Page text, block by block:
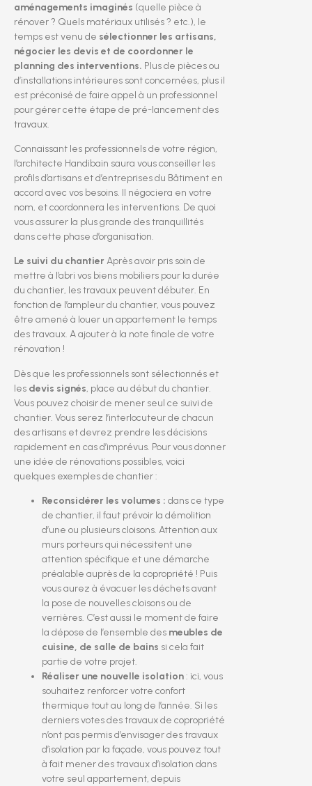
aménagements imaginés (quelle pièce à
rénover ? Quels matériaux utilisés ? etc.), le
temps est venu de sélectionner les artisans,
négocier les devis et de coordonner le
planning des interventions. Plus de pièces ou
d’installations intérieures sont concernées, plus il
est préconisé de faire appel à un professionnel
pour gérer cette étape de pré-lancement des
travaux.
Connaissant les professionnels de votre région,
l’architecte Handibain saura vous conseiller les
profils d’artisans et d’entreprises du Bâtiment en
accord avec vos besoins. Il négociera en votre
nom, et coordonnera les interventions. De quoi
vous assurer la plus grande des tranquillités
dans cette phase d’organisation.
Le suivi du chantier Après avoir pris soin de
mettre à l’abri vos biens mobiliers pour la durée
du chantier, les travaux peuvent débuter. En
fonction de l’ampleur du chantier, vous pouvez
être amené à louer un appartement le temps
des travaux. A ajouter à la note finale de votre
rénovation !
Dès que les professionnels sont sélectionnés et
les devis signés, place au début du chantier.
Vous pouvez choisir de mener seul ce suivi de
chantier. Vous serez l’interlocuteur de chacun
des artisans et devrez prendre les décisions
rapidement en cas d’imprévus. Pour vous donner
une idée de rénovations possibles, voici
quelques exemples de chantier :
Reconsidérer les volumes : dans ce type
de chantier, il faut prévoir la démolition
d’une ou plusieurs cloisons. Attention aux
murs porteurs qui nécessitent une
attention spécifique et une démarche
préalable auprès de la copropriété ! Puis
vous aurez à évacuer les déchets avant
la pose de nouvelles cloisons ou de
verrières. C’est aussi le moment de faire
la dépose de l’ensemble des meubles de
cuisine, de salle de bains si cela fait
partie de votre projet.
Réaliser une nouvelle isolation: ici, vous
souhaitez renforcer votre confort
thermique tout au long de l’année. Si les
derniers votes des travaux de copropriété
n’ont pas permis d’envisager des travaux
d’isolation par la façade, vous pouvez tout
à fait mener des travaux d’isolation dans
votre seul appartement, depuis